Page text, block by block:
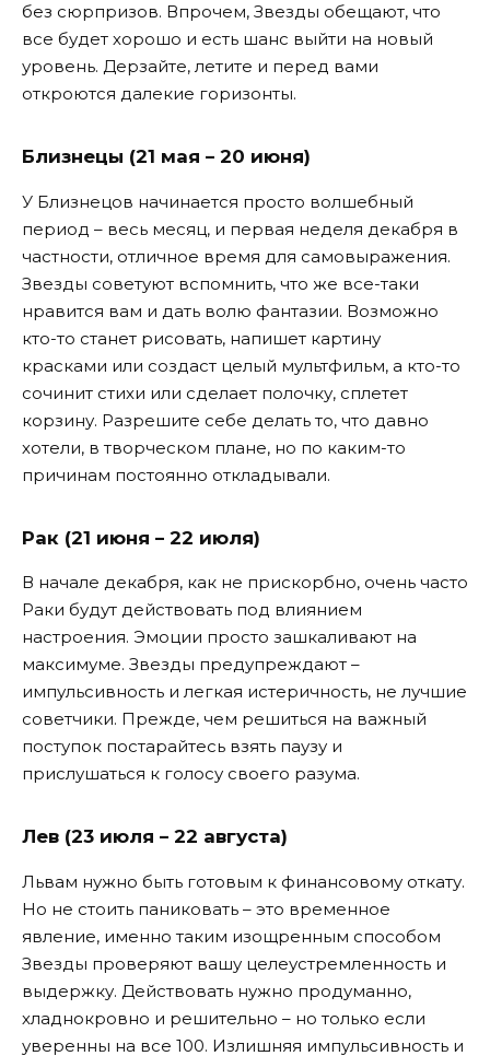
без сюрпризов. Впрочем, Звезды обещают, что
все будет хорошо и есть шанс выйти на новый
уровень. Дерзайте, летите и перед вами
откроются далекие горизонты.
Близнецы (21 мая – 20 июня)
У Близнецов начинается просто волшебный
период – весь месяц, и первая неделя декабря в
частности, отличное время для самовыражения.
Звезды советуют вспомнить, что же все-таки
нравится вам и дать волю фантазии. Возможно
кто-то станет рисовать, напишет картину
красками или создаст целый мультфильм, а кто-то
сочинит стихи или сделает полочку, сплетет
корзину. Разрешите себе делать то, что давно
хотели, в творческом плане, но по каким-то
причинам постоянно откладывали.
Рак (21 июня – 22 июля)
В начале декабря, как не прискорбно, очень часто
Раки будут действовать под влиянием
настроения. Эмоции просто зашкаливают на
максимуме. Звезды предупреждают –
импульсивность и легкая истеричность, не лучшие
советчики. Прежде, чем решиться на важный
поступок постарайтесь взять паузу и
прислушаться к голосу своего разума.
Лев (23 июля – 22 августа)
Львам нужно быть готовым к финансовому откату.
Но не стоить паниковать – это временное
явление, именно таким изощренным способом
Звезды проверяют вашу целеустремленность и
выдержку. Действовать нужно продуманно,
хладнокровно и решительно – но только если
уверенны на все 100. Излишняя импульсивность и